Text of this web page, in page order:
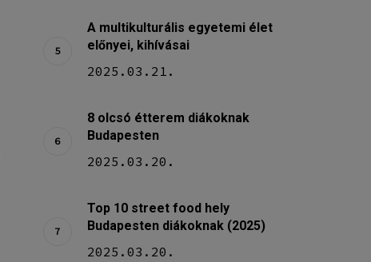
A multikulturális egyetemi élet
előnyei, kihívásai
2025.03.21.
8 olcsó étterem diákoknak
Budapesten
2025.03.20.
Top 10 street food hely
Budapesten diákoknak (2025)
2025.03.20.